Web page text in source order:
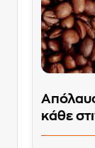
κάθε